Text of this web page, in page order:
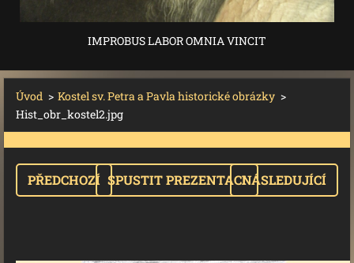
IMPROBUS LABOR OMNIA VINCIT
Úvod > Kostel sv. Petra a Pavla historické obrázky >
Hist_obr_kostel2.jpg
PŘEDCHOZÍ SPUSTIT PREZENTACINÁSLEDUJÍCÍ